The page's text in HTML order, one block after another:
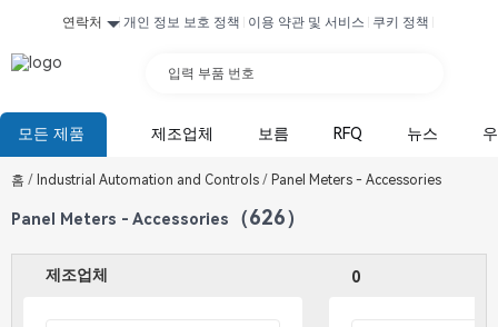
연락처 개인 정보 보호 정책 이용 약관 및 서비스 쿠키 정책
입력 부품 번호
모든 제품 제조업체 보름 RFQ 뉴스
홈 / Industrial Automation and Controls / Panel Meters - Accessories
Panel Meters - Accessories （626）
제조업체 0